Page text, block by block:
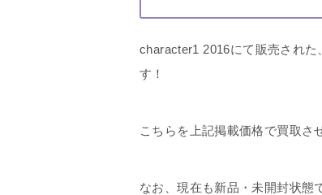
character1 2016にて販売され
す！
こちらを上記掲載価格で買取さ
なお、現在も新品・未開封状態